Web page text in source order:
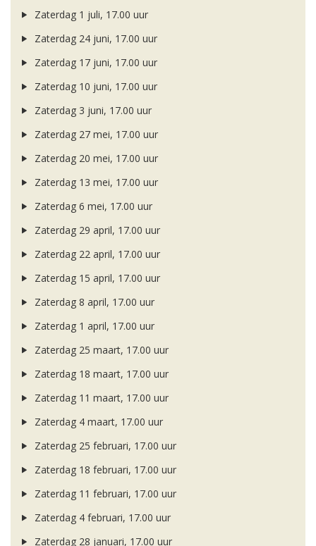
Zaterdag 1 juli, 17.00 uur
Zaterdag 24 juni, 17.00 uur
Zaterdag 17 juni, 17.00 uur
Zaterdag 10 juni, 17.00 uur
Zaterdag 3 juni, 17.00 uur
Zaterdag 27 mei, 17.00 uur
Zaterdag 20 mei, 17.00 uur
Zaterdag 13 mei, 17.00 uur
Zaterdag 6 mei, 17.00 uur
Zaterdag 29 april, 17.00 uur
Zaterdag 22 april, 17.00 uur
Zaterdag 15 april, 17.00 uur
Zaterdag 8 april, 17.00 uur
Zaterdag 1 april, 17.00 uur
Zaterdag 25 maart, 17.00 uur
Zaterdag 18 maart, 17.00 uur
Zaterdag 11 maart, 17.00 uur
Zaterdag 4 maart, 17.00 uur
Zaterdag 25 februari, 17.00 uur
Zaterdag 18 februari, 17.00 uur
Zaterdag 11 februari, 17.00 uur
Zaterdag 4 februari, 17.00 uur
Zaterdag 28 januari, 17.00 uur